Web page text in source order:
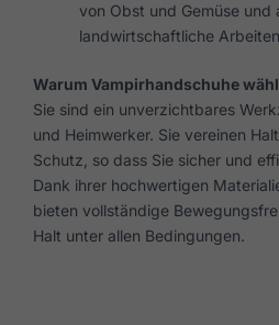
von Obst und Gemüse und
landwirtschaftliche
Warum Vampirhandschuhe
Sie sind ein unverzichtbares
und Heimwerker. Sie vereinen
Schutz, so dass Sie sicher und
Dank ihrer hochwertigen
bieten vollständige
Halt unter allen Bedingungen.